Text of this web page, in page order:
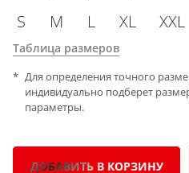
S M L XL XXL
Таблица размеров
Для определения точного
индивидуально подберет
параметры.
ДОБАВИТЬ В КОРЗИНУ